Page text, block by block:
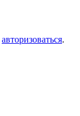
авторизоваться.